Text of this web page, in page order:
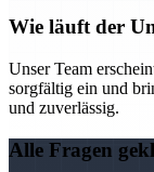
Wie läuft der
Unser Team
sorgfältig ein und
und zuverlässig.
Alle Fragen